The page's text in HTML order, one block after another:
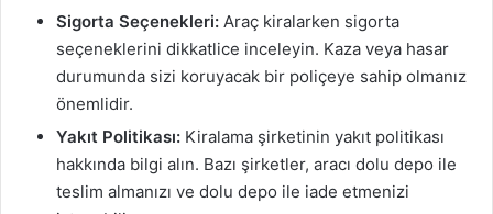
Sigorta Seçenekleri: Araç kiralarken sigorta
seçeneklerini dikkatlice inceleyin. Kaza veya hasar
durumunda sizi koruyacak bir poliçeye sahip olmanız
önemlidir.
Yakıt Politikası: Kiralama şirketinin yakıt politikası
hakkında bilgi alın. Bazı şirketler, aracı dolu depo ile
teslim almanızı ve dolu depo ile iade etmenizi